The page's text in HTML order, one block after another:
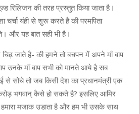
रिलिजन की तरह प्रस्तुत किया जाता है।
चर्चा यंही से शुरू करते है की परमपिता
और यह बात सही भी है।
जाते है- की हमने तो बचपन में अपने माँ बाप
उनके माँ बाप सभी को मानते आये है सब
से सोचे तो जब किसी देश का प्रधानमंत्री एक
भगवान् कैसे हो सकते है? इसलिए आमिर
मजाक उडाता है और हम भी उसके साथ